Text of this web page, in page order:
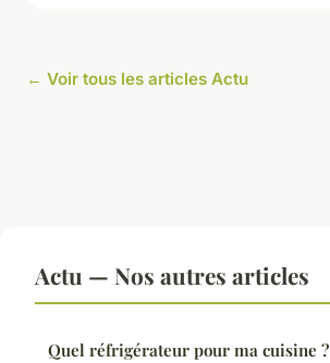
← Voir tous les articles Actu
Actu — Nos autres articles
Quel réfrigérateur pour ma cuisine ?